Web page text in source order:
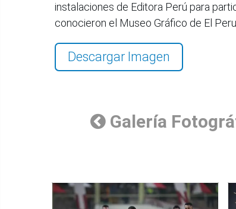
instalaciones de Editora Perú para
conocieron el Museo Gráfico de El
Descargar Imagen
Galería